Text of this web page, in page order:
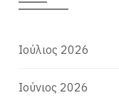
Ιούλιος 2026
Ιούνιος 2026